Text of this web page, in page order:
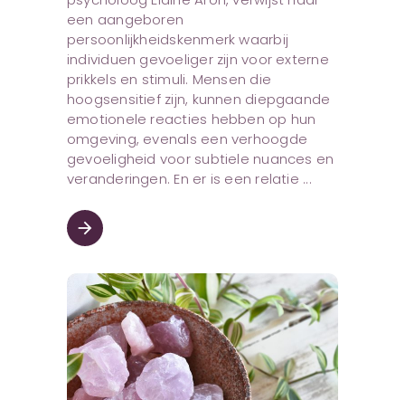
een aangeboren
persoonlijkheidskenmerk waarbij
individuen gevoeliger zijn voor externe
prikkels en stimuli. Mensen die
hoogsensitief zijn, kunnen diepgaande
emotionele reacties hebben op hun
omgeving, evenals een verhoogde
gevoeligheid voor subtiele nuances en
veranderingen. En er is een relatie
arrow_forward